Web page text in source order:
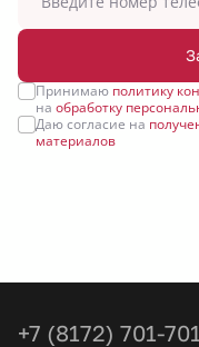
Принимаю политику
на обработку
Даю согласие на
материалов
+7 (8172) 701-701